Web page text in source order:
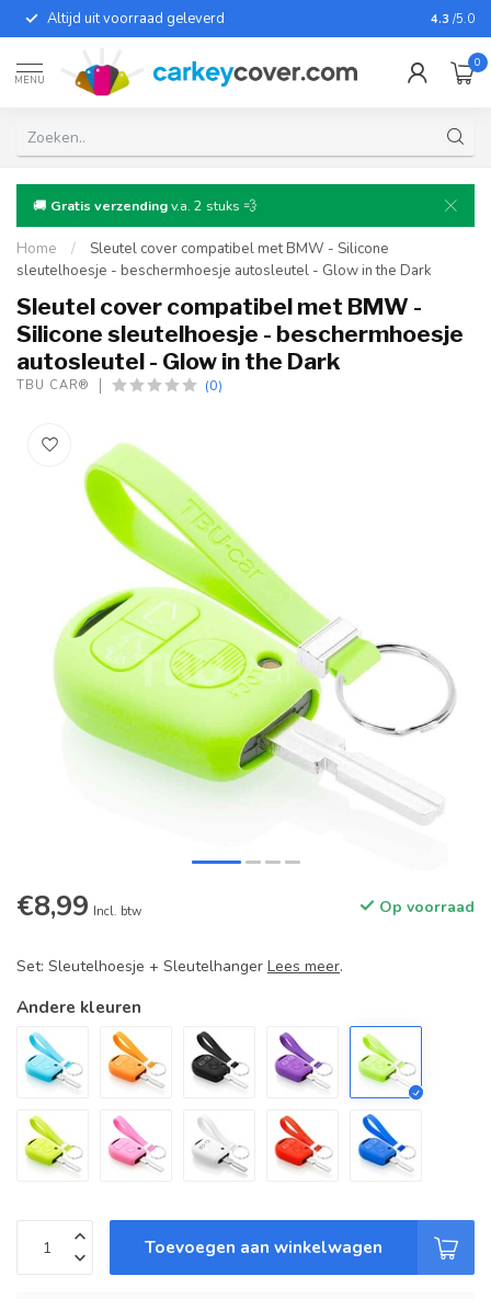
Altijd uit voorraad geleverd Voor
4.3 /5.0
MENU
0
🚚 Gratis verzendingv.a. 2 stuks 💨
Home /
Sleutel cover compatibel met BMW - Silicone
sleutelhoesje - beschermhoesje autosleutel - Glow in the Dark
Sleutel cover compatibel met BMW -
Silicone sleutelhoesje - beschermhoesje
autosleutel - Glow in the Dark
TBU CAR® (0)
€8,99 Incl. btw Op voorraad
Set: Sleutelhoesje + Sleutelhanger Lees meer.
Andere kleuren
Toevoegen aan winkelwagen